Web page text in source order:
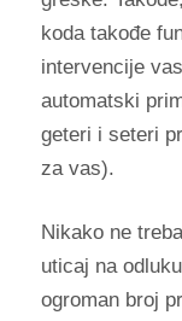
koda takođe
intervencije
automatski
geteri i seteri
za vas).
Nikako ne
uticaj na
ogroman broj